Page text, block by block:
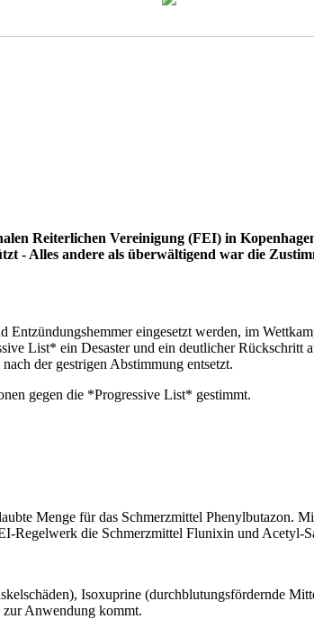
Reiterlichen Vereinigung (FEI) in
- Alles andere als überwältigend war die
eingesetzt werden, im
List* ein Desaster und ein deutlicher Rückschritt
der gestrigen Abstimmung entsetzt.
gegen die *Progressive List* gestimmt.
Menge für das Schmerzmittel Phenylbutazon.
Regelwerk die Schmerzmittel Flunixin und Acetyl-
Isoxuprine (durchblutungsfördernde
Anwendung kommt.